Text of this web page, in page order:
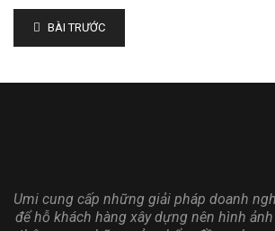
BÀI TRƯỚC
Umi cung cấp những giải pháp doanh
để hỗ khách hàng xây dựng nên hình